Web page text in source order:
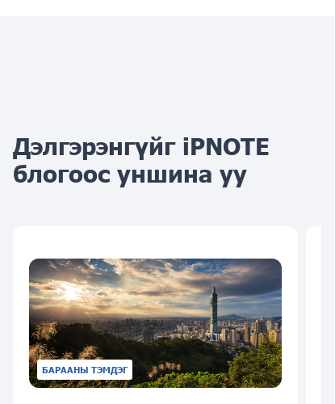
Дэлгэрэнгүйг iPNOTE
блогоос уншина уу
БАРААНЫ ТЭМДЭГ